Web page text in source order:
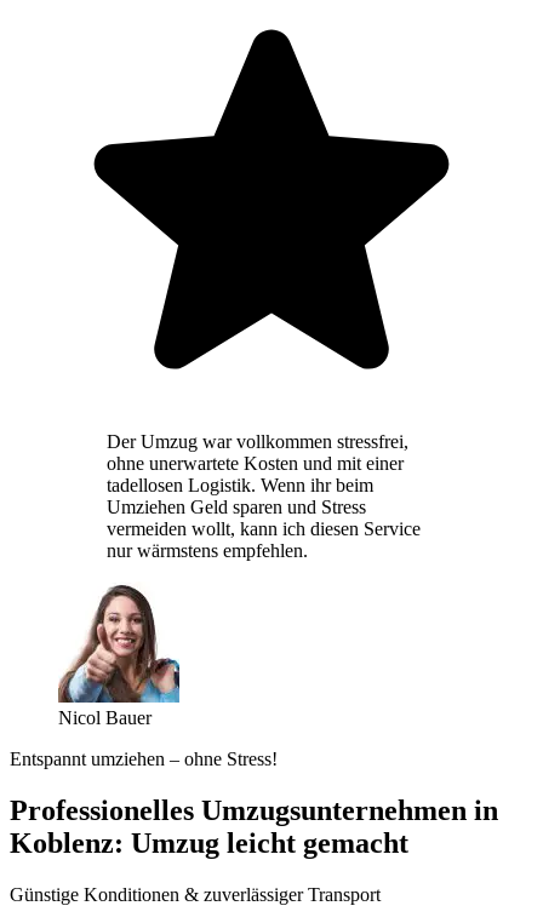
Der Umzug war vollkommen stressfrei,
ohne unerwartete Kosten und mit einer
tadellosen Logistik. Wenn ihr beim
Umziehen Geld sparen und Stress
vermeiden wollt, kann ich diesen Service
nur wärmstens empfehlen.
Nicol Bauer
Entspannt umziehen – ohne Stress!
Professionelles Umzugsunternehmen in
Koblenz: Umzug leicht gemacht
Günstige Konditionen & zuverlässiger Transport